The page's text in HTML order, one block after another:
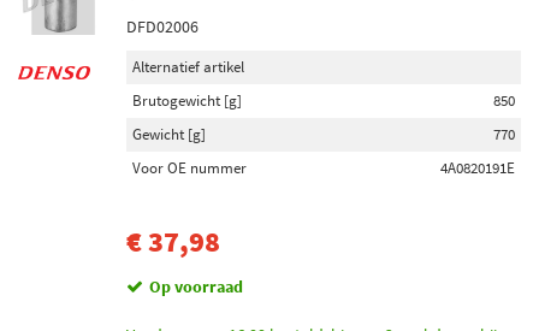
DFD02006
Alternatief artikel
Brutogewicht [g]
850
Gewicht [g]
770
Voor OE nummer
4A0820191E
€ 37,98
Op voorraad